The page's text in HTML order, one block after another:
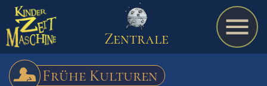
Zentrale
Frühe Kulturen